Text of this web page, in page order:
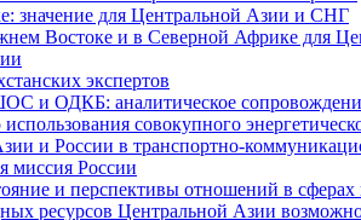
значение для Центральной Азии и СНГ
Востоке и в Северной Африке для
экспертов
и ОДКБ: аналитическое
совокупного
и России в транспортно-
миссия России
и перспективы отношений в
ресурсов Центральной Азии возможно